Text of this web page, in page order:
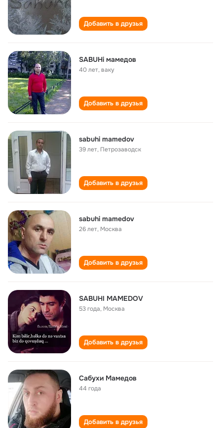
Добавить в друзья
SABUHi мамедов
40 лет,ваку
Добавить в друзья
sabuhi mamedov
39 лет, Петрозаводск
Добавить в друзья
sabuhi mamedov
26 лет, Москва
Добавить в друзья
SABUHI MAMEDOV
53 года, Москва
Добавить в друзья
Сабухи Мамедов
44 года
Добавить в друзья